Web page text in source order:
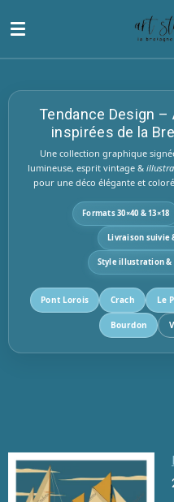
au
Tendance Design
inspirées de la
Une collection graphique
lumineuse, esprit vintage &
pour une déco élégante et
Formats30×40 &13×18
Livraison suivie
Styleillustration &
Pont Lorois Crach Le
Bourdon